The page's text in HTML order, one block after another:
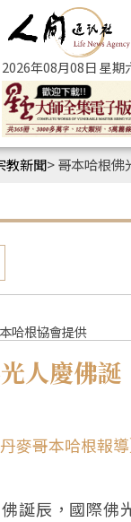
2026年08月08日 星期
教新聞>哥本哈根佛光
哈根協會提供
人慶佛
麥哥本哈根報導
誕辰，國際佛